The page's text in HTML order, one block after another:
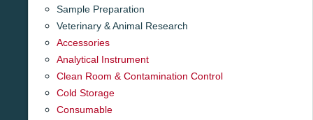
Sample Preparation
Veterinary & Animal Research
Accessories
Analytical Instrument
Clean Room & Contamination Control
Cold Storage
Consumable